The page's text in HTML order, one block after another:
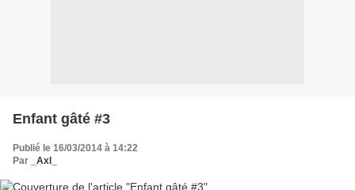
Enfant gâté #3
Publié le 16/03/2014 à 14:22
Par
_Axl_